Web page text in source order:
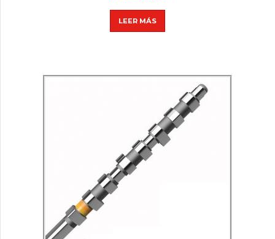
LEER MÁS